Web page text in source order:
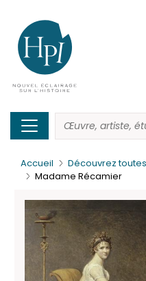
contenu
principal
Menu
secondaire
(header)
Accueil
Découvrez
Madame Récamier